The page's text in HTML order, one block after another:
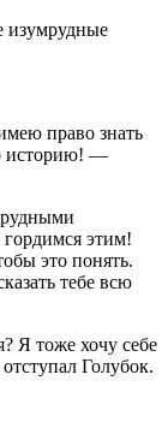
изумрудные
право знать
историю! —
этим!
это понять.
тебе всю
Я тоже хочу себе
Голубок.